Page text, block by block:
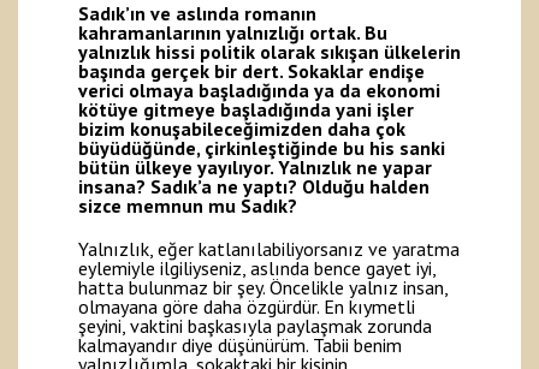
Sadık’ın ve aslında romanın
kahramanlarının yalnızlığı ortak. Bu
yalnızlık hissi politik olarak sıkışan ülkelerin
başında gerçek bir dert. Sokaklar endişe
verici olmaya başladığında ya da ekonomi
kötüye gitmeye başladığında yani işler
bizim konuşabileceğimizden daha çok
büyüdüğünde, çirkinleştiğinde bu his sanki
bütün ülkeye yayılıyor. Yalnızlık ne yapar
insana? Sadık’a ne yaptı? Olduğu halden
sizce memnun mu Sadık?
Yalnızlık, eğer katlanılabiliyorsanız ve yaratma
eylemiyle ilgiliyseniz, aslında bence gayet iyi,
hatta bulunmaz bir şey. Öncelikle yalnız insan,
olmayana göre daha özgürdür. En kıymetli
şeyini, vaktini başkasıyla paylaşmak zorunda
kalmayandır diye düşünürüm. Tabii benim
yalnızlığımla, sokaktaki bir kişinin